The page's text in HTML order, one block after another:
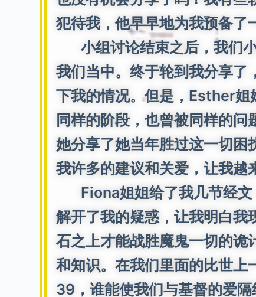
犯待我，他早早地为我预备了
小组讨论结束之后，我们小
我们当中。终于轮到我分享了
下我的情况。但是，Esther姐
同样的阶段，也曾被同样的问
她分享了她当年胜过这一切困
我许多的建议和关爱，让我越
Fiona姐姐给了我几节经文
解开了我的疑惑，让我明白我
石之上才能战胜魔鬼一切的诡
和知识。在我们里面的比世
39，谁能使我们与基督的爱